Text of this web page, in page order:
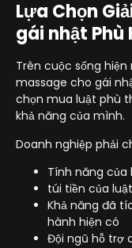
Lựa Chọn
gái nhật Phù
Trên cuộc sống
massage cho gái
chọn mua luật phù
khả năng của mình.
Doanh nghiệp phải
Tính năng của
túi tiền của luật
Khả năng đã
hành hiện có
Đội ngũ hỗ trợ